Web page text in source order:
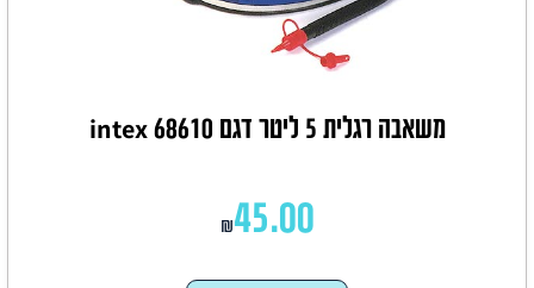
משאבה רגלית 5 ליטר דגם 68610 intex
₪45.00